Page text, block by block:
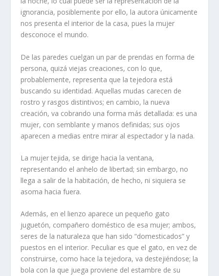
ignorancia, posiblemente por ello, la autora únicamente
nos presenta el interior de la casa, pues la mujer
desconoce el mundo.
De las paredes cuelgan un par de prendas en forma de
persona, quizá viejas creaciones, con lo que,
probablemente, representa que la tejedora está
buscando su identidad. Aquellas mudas carecen de
rostro y rasgos distintivos; en cambio, la nueva
creación, va cobrando una forma más detallada: es una
mujer, con semblante y manos definidas; sus ojos
aparecen a medias entre mirar al espectador y la nada.
La mujer tejida, se dirige hacia la ventana,
representando el anhelo de libertad; sin embargo, no
llega a salir de la habitación, de hecho, ni siquiera se
asoma hacia fuera.
Además, en el lienzo aparece un pequeño gato
juguetón, compañero doméstico de esa mujer; ambos,
seres de la naturaleza que han sido “domesticados” y
puestos en el interior. Peculiar es que el gato, en vez de
construirse, como hace la tejedora, va destejiéndose; la
bola con la que juega proviene del estambre de su